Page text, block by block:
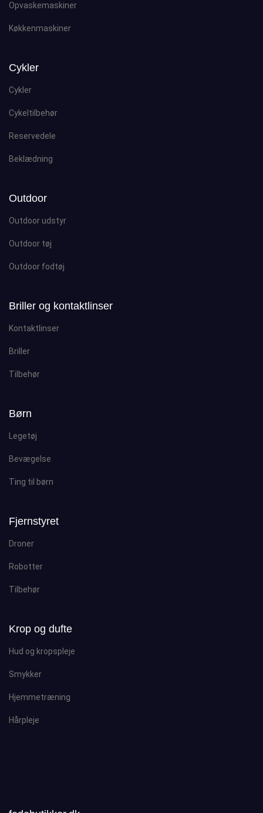
Opvaskemaskiner
Køkkenmaskiner
Cykler
Cykler
Cykeltilbehør
Reservedele
Beklædning
Outdoor
Outdoor udstyr
Outdoor tøj
Outdoor fodtøj
Briller og kontaktlinser
Kontaktlinser
Briller
Tilbehør
Børn
Legetøj
Bevægelse
Ting til børn
Fjernstyret
Droner
Robotter
Tilbehør
Krop og dufte
Hud og kropspleje
Smykker
Hjemmetræning
Hårpleje